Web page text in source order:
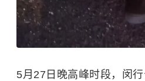
5月 27 日晚高峰时段，闵